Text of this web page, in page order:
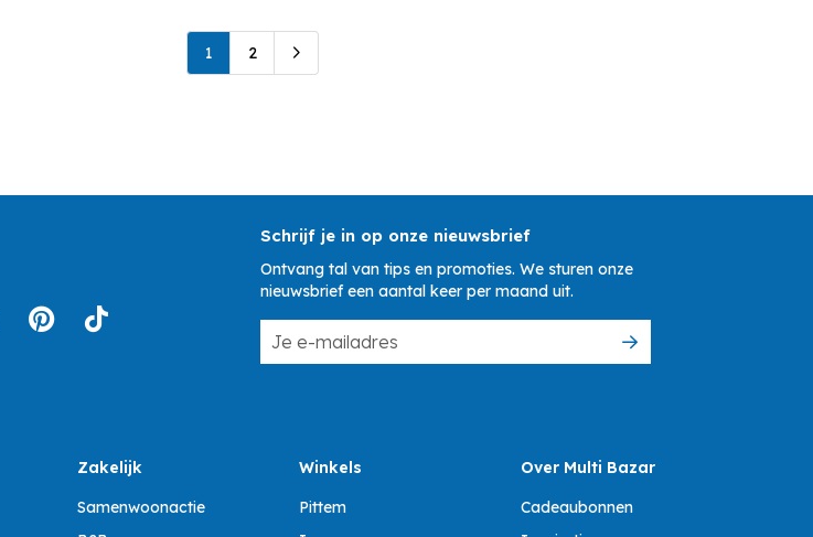
1 2
Schrijf je in op onze nieuwsbrief
Ontvang tal van tips en promoties. We sturen onze
nieuwsbrief een aantal keer per maand uit.
Zakelijk
Samenwoonactie
Winkels
Pittem
Over Multi Bazar
Cadeaubonnen